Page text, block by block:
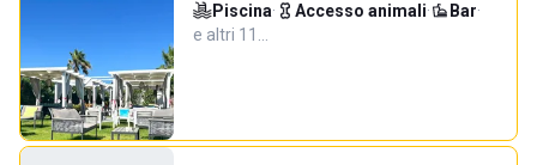
Piscina· Accesso animali· Bar·
e altri 11…